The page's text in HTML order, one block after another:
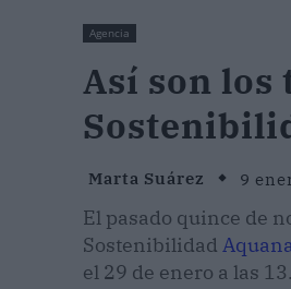
Agencia
Así son los
Marta Suárez 9
El pasado quince de
Sostenibilidad
el 29 de enero a las